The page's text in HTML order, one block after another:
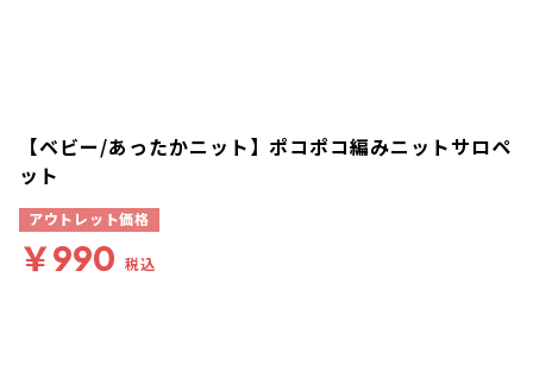
【ベビー/あったかニット】ポコポコ編みニットサロペ
ット
アウトレット価格
￥990 税込